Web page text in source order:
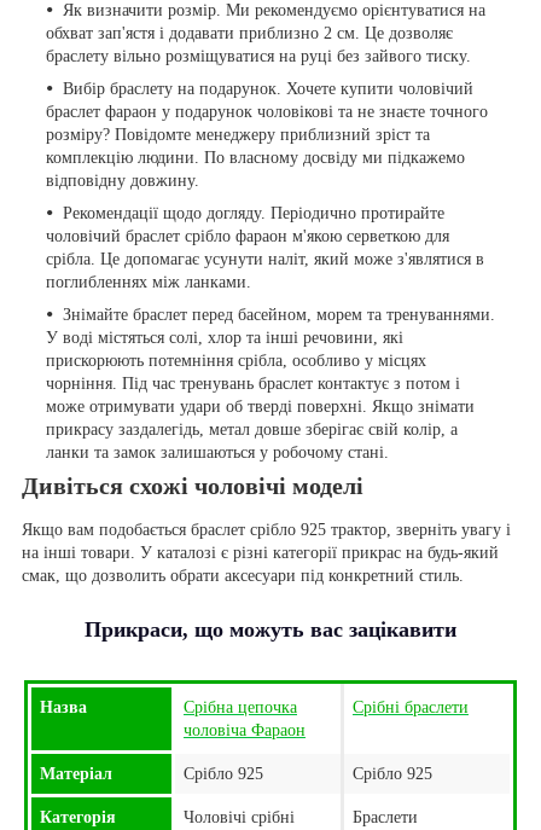
Як визначити розмір. Ми рекомендуємо орієнтуватися на
обхват зап'ястя і додавати приблизно 2 см. Це дозволяє
браслету вільно розміщуватися на руці без зайвого тиску.
Вибір браслету на подарунок. Хочете купити чоловічий
браслет фараон у подарунок чоловікові та не знаєте точного
розміру? Повідомте менеджеру приблизний зріст та
комплекцію людини. По власному досвіду ми підкажемо
відповідну довжину.
Рекомендації щодо догляду. Періодично протирайте
чоловічий браслет срібло фараон м'якою серветкою для
срібла. Це допомагає усунути наліт, який може з'являтися в
поглибленнях між ланками.
Знімайте браслет перед басейном, морем та тренуваннями.
У воді містяться солі, хлор та інші речовини, які
прискорюють потемніння срібла, особливо у місцях
чорніння. Під час тренувань браслет контактує з потом і
може отримувати удари об тверді поверхні. Якщо знімати
прикрасу заздалегідь, метал довше зберігає свій колір, а
ланки та замок залишаються у робочому стані.
Дивіться схожі чоловічі моделі
Якщо вам подобається браслет срібло 925 трактор, зверніть увагу і
на інші товари. У каталозі є різні категорії прикрас на будь-який
смак, що дозволить обрати аксесуари під конкретний стиль.
Прикраси, що можуть вас зацікавити
Назва
Срібна цепочка
чоловіча Фараон
Срібні браслети
Матеріал Срібло 925 Срібло 925
Категорія
Чоловічі срібні
Браслети